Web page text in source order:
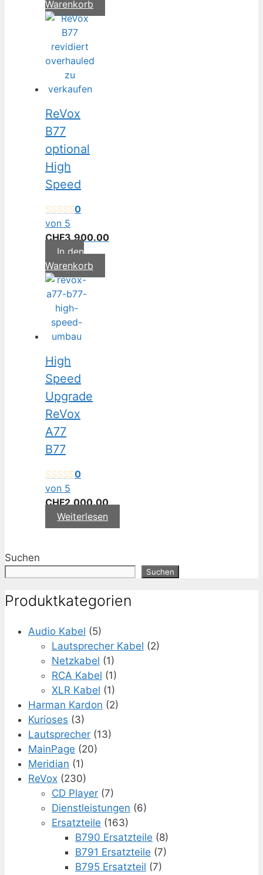
Warenkorb
ReVox
B77
optional
High
Speed
0
von 5
CHF3,900.00
In den
Warenkorb
High
Speed
Upgrade
ReVox
A77
B77
0
von 5
CHF2,000.00
Weiterlesen
Suchen
Suchen
Produktkategorien
Audio Kabel (5)
Lautsprecher Kabel (2)
Netzkabel (1)
RCA Kabel (1)
XLR Kabel (1)
Harman Kardon (2)
Kurioses (3)
Lautsprecher (13)
MainPage (20)
Meridian (1)
ReVox (230)
CD Player (7)
Dienstleistungen (6)
Ersatzteile (163)
B790 Ersatzteile (8)
B791 Ersatzteile (7)
B795 Ersatzteil (7)